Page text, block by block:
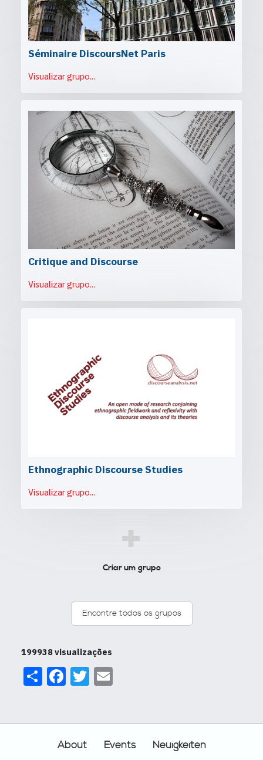
Séminaire DiscoursNet Paris
Visualizar grupo...
Critique and Discourse
Visualizar grupo...
Ethnographic Discourse Studies
Visualizar grupo...
+
Criar um grupo
Encontre todos os grupos
199938 visualizações
ShareFacebook
Twitter
About Events Neuigkeiten